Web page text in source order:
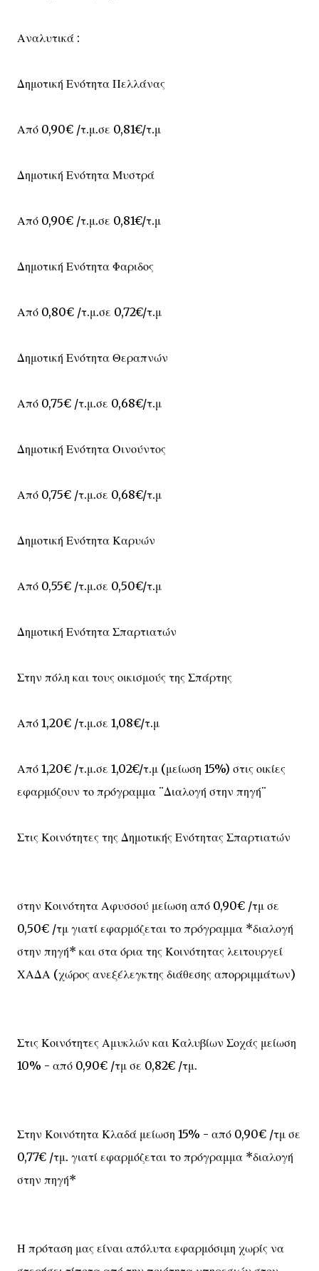
Αναλυτικά :
Δημοτική Ενότητα Πελλάνας
Από 0,90€ /τ.μ.σε 0,81€/τ.μ
Δημοτική Ενότητα Μυστρά
Από 0,90€ /τ.μ.σε 0,81€/τ.μ
Δημοτική Ενότητα Φαριδος
Από 0,80€ /τ.μ.σε 0,72€/τ.μ
Δημοτική Ενότητα Θεραπνών
Από 0,75€ /τ.μ.σε 0,68€/τ.μ
Δημοτική Ενότητα Οινούντος
Από 0,75€ /τ.μ.σε 0,68€/τ.μ
Δημοτική Ενότητα Καρυών
Από 0,55€ /τ.μ.σε 0,50€/τ.μ
Δημοτική Ενότητα Σπαρτιατών
Στην πόλη και τους οικισμούς της Σπάρτης
Από 1,20€ /τ.μ.σε 1,08€/τ.μ
Από 1,20€ /τ.μ.σε 1,02€/τ.μ (μείωση 15%) στις οικίες
εφαρμόζουν το πρόγραμμα ¨Διαλογή στην πηγή¨
Στις Κοινότητες της Δημοτικής Ενότητας Σπαρτιατών
στην Κοινότητα Αφυσσού μείωση από 0,90€ /τμ σε
0,50€ /τμ γιατί εφαρμόζεται το πρόγραμμα *διαλογή
στην πηγή* και στα όρια της Κοινότητας λειτουργεί
ΧΑΔΑ (χώρος ανεξέλεγκτης διάθεσης απορριμμάτων)
Στις Κοινότητες Αμυκλών και Καλυβίων Σοχάς μείωση
10% - από 0,90€ /τμ σε 0,82€ /τμ.
Στην Κοινότητα Κλαδά μείωση 15% - από 0,90€ /τμ σε
0,77€ /τμ. γιατί εφαρμόζεται το πρόγραμμα *διαλογή
στην πηγή*
Η πρόταση μας είναι απόλυτα εφαρμόσιμη χωρίς να